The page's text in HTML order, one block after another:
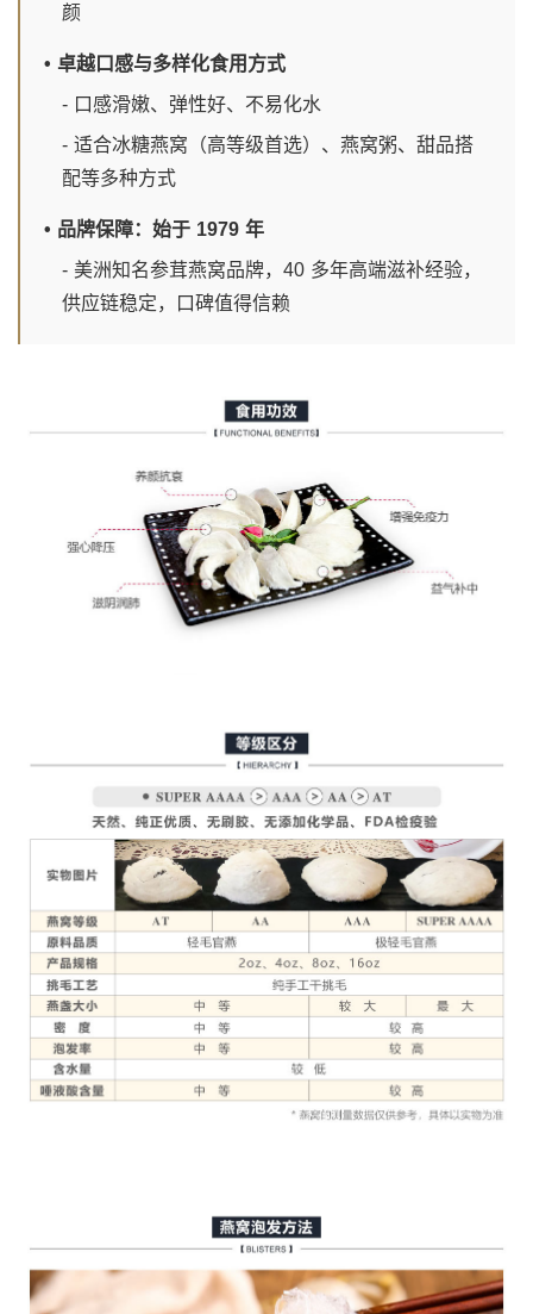
颜
• 卓越口感与多样化食用方式
- 口感滑嫩、弹性好、不易化水
- 适合冰糖燕窝（高等级首选）、燕窝粥、甜品搭
配等多种方式
• 品牌保障：始于 1979 年
- 美洲知名参茸燕窝品牌，40 多年高端滋补经验，
供应链稳定，口碑值得信赖